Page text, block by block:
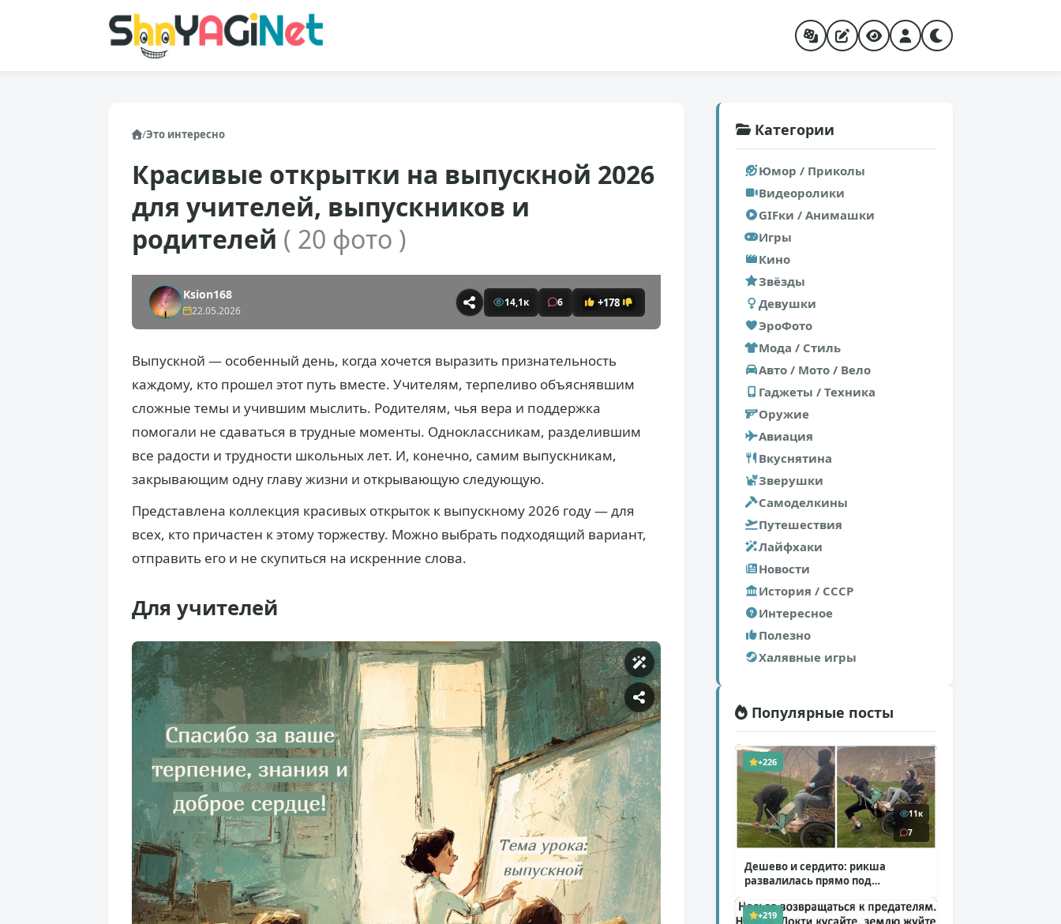
/Это интересно
Красивые открытки на выпускной 2026
для учителей, выпускников и
родителей ( 20 фото )
Ksion168
22.05.2026
14,1к 6 +178
Выпускной — особенный день, когда хочется выразить признательность
каждому, кто прошел этот путь вместе. Учителям, терпеливо объяснявшим
сложные темы и учившим мыслить. Родителям, чья вера и поддержка
помогали не сдаваться в трудные моменты. Одноклассникам, разделившим
все радости и трудности школьных лет. И, конечно, самим выпускникам,
закрывающим одну главу жизни и открывающую следующую.
Представлена коллекция красивых открыток к выпускному 2026 году — для
всех, кто причастен к этому торжеству. Можно выбрать подходящий вариант,
отправить его и не скупиться на искренние слова.
Для учителей
Категории
Юмор / Приколы
Видеоролики
GIFки / Анимашки
Игры
Кино
Звёзды
Девушки
ЭроФото
Мода / Стиль
Авто / Мото / Вело
Гаджеты / Техника
Оружие
Авиация
Вкуснятина
Зверушки
Самоделкины
Путешествия
Лайфхаки
Новости
История / СССР
Интересное
Полезно
Халявные игры
Популярные посты
+226
11к
7
Дешево и сердито: рикша
развалилась прямо под
+219